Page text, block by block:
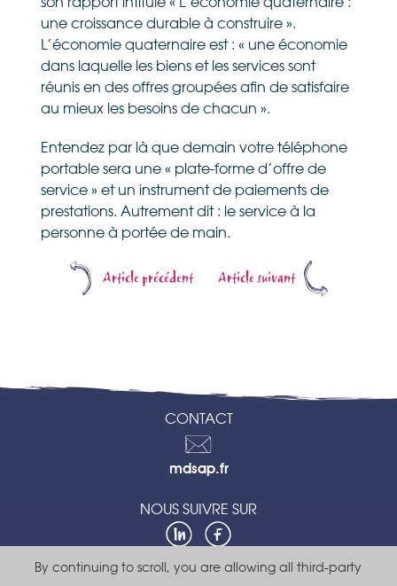
une croissance durable à construire ».
L’économie quaternaire est : « une économie
dans laquelle les biens et les services sont
réunis en des offres groupées afin de satisfaire
au mieux les besoins de chacun ».
Entendez par là que demain votre téléphone
portable sera une « plate-forme d’offre de
service » et un instrument de paiements de
prestations. Autrement dit : le service à la
personne à portée de main.
Article précédent Article suivant
CONTACT
Contactez-
mdsap.fr
NOUS SUIVRE SUR
LinkedInFacebook
By continuing to scroll, you are allowing all third-party